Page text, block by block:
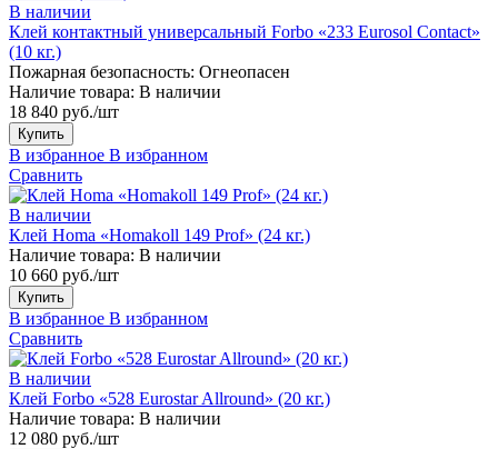
В наличии
Клей контактный универсальный Forbo «233 Eurosol Contact»
(10 кг.)
Пожарная безопасность: Огнеопасен
Наличие товара: В наличии
18 840 руб./шт
Купить
В избранное В избранном
Сравнить
В наличии
Клей Homa «Homakoll 149 Prof» (24 кг.)
Наличие товара: В наличии
10 660 руб./шт
Купить
В избранное В избранном
Сравнить
В наличии
Клей Forbo «528 Eurostar Allround» (20 кг.)
Наличие товара: В наличии
12 080 руб./шт